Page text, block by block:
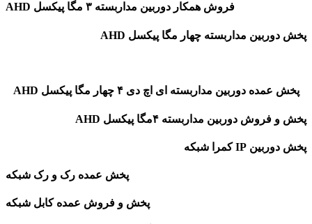
فروش همکار دوربین مداربسته ۳ مگا پیکسل AHD
پخش دوربین مداربسته چهار مگا پیکسل AHD
پخش عمده دوربین مداربسته ای اچ دی ۴ چهار مگا پیکسل AHD
پخش و فروش دوربین مداربسته ۴مگا پیکسل AHD
پخش دوربین IP کمرا شبکه
پخش عمده رک و رک شبکه
پخش و فروش عمده کابل شبکه